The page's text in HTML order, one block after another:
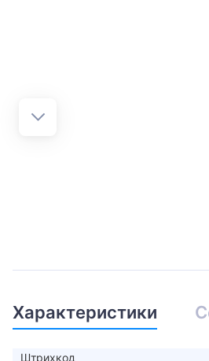
Характеристики
Штрихкод